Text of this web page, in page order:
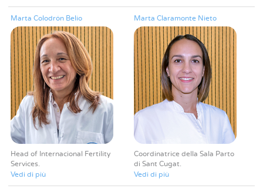
Marta Colodrón Belío
Head of Internacional Fertility
Services
Vedi di più
Marta Claramonte Nieto
Coordinatrice della Sala Parto
di Sant Cugat
Vedi di più